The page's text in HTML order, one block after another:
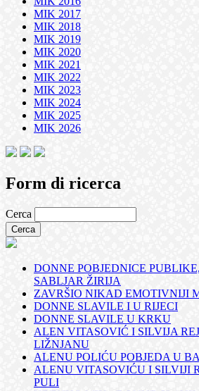
MIK 2017
MIK 2018
MIK 2019
MIK 2020
MIK 2021
MIK 2022
MIK 2023
MIK 2024
MIK 2025
MIK 2026
Form di ricerca
Cerca
DONNE POBJEDNICE
SABLJAR ŽIRIJA
ZAVRŠIO NIKAD EMOTIVNIJI
DONNE SLAVILE I U RIJECI
DONNE SLAVILE U KRKU
ALEN VITASOVIĆ I SILVIJA
LIŽNJANU
ALENU POLIĆU POBJEDA U
ALENU VITASOVIĆU I SILVIJI
PULI